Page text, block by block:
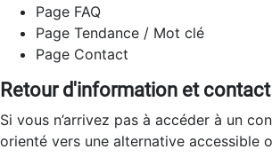
Page FAQ
Page Tendance / Mot clé
Page Contact
Retour d'information et contact
Si vous n’arrivez pas à accéder à un
orienté vers une alternative accessible